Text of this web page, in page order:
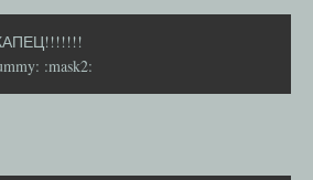
:mask2: